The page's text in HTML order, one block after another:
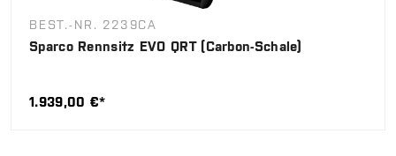
BEST.-NR. 2239CA
Sparco Rennsitz EVO QRT (Carbon-Schale)
1.939,00 €*